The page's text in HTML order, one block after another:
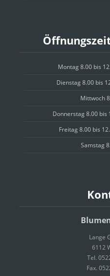
Montag 8.00 bis
Dienstag 8.00 bis
Mittwoch
Donnerstag 8.00 bis
Freitag 8.00 bis
Samstag
Lange
6112
Tel.
Fax.